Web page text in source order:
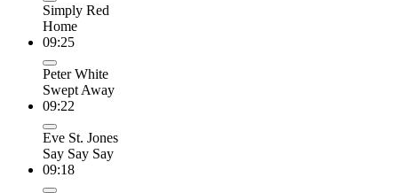
Simply Red
Home
09:25
Peter White
Swept Away
09:22
Eve St. Jones
Say Say Say
09:18